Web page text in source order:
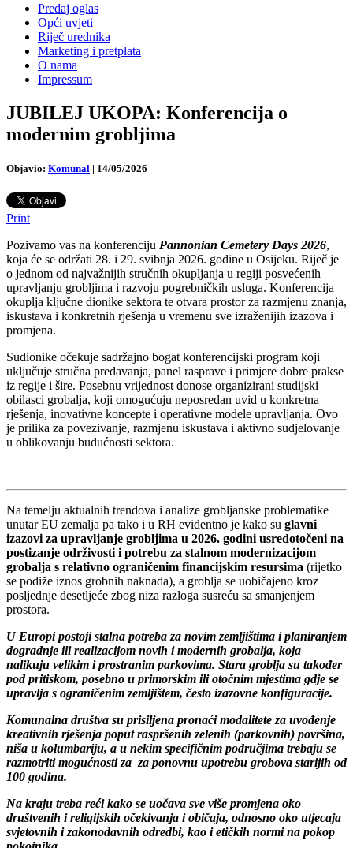
Predaj oglas
Opći uvjeti
Riječ urednika
Marketing i pretplata
O nama
Impressum
JUBILEJ UKOPA: Konferencija o
modernim grobljima
Objavio: Komunal | 14/05/2026
Print
Pozivamo vas na konferenciju Pannonian Cemetery Days 2026,
koja će se održati 28. i 29. svibnja 2026. godine u Osijeku. Riječ je
o jednom od najvažnijih stručnih okupljanja u regiji posvećenih
upravljanju grobljima i razvoju pogrebničkih usluga. Konferencija
okuplja ključne dionike sektora te otvara prostor za razmjenu znanja,
iskustava i konkretnih rješenja u vremenu sve izraženijih izazova i
promjena.
Sudionike očekuje sadržajno bogat konferencijski program koji
uključuje stručna predavanja, panel rasprave i primjere dobre prakse
iz regije i šire. Posebnu vrijednost donose organizirani studijski
obilasci grobalja, koji omogućuju neposredan uvid u konkretna
rješenja, inovativne koncepte i operativne modele upravljanja. Ovo
je prilika za povezivanje, razmjenu iskustava i aktivno sudjelovanje
u oblikovanju budućnosti sektora.
Na temelju aktualnih trendova i analize grobljanske problematike
unutar EU zemalja pa tako i u RH evidentno je kako su glavni
izazovi za upravljanje grobljima u 2026. godini usredotočeni na
postizanje održivosti i potrebu za stalnom modernizacijom
grobalja s relativno ograničenim financijskim resursima (rijetko
se podiže iznos grobnih naknada), a groblja se uobičajeno kroz
posljednje desetljeće zbog niza razloga susreću sa smanjenjem
prostora.
U Europi postoji stalna potreba za novim zemljištima i planiranjem
dogradnje ili realizacijom novih i modernih grobalja, koja
nalikuju velikim i prostranim parkovima. Stara groblja su također
pod pritiskom, posebno u primorskim ili otočnim mjestima gdje se
upravlja s ograničenim zemljištem, često izazovne konfiguracije.
Komunalna društva su prisiljena pronaći modalitete za uvođenje
kreativnih rješenja poput raspršenih zelenih (parkovnih) površina,
niša u kolumbariju, a u nekim specifičnim područjima trebaju se
razmotriti mogućnosti za za ponovnu upotrebu grobova starijih od
100 godina.
Na kraju treba reći kako se uočava sve više promjena oko
društvenih i religijskih očekivanja i običaja, odnosno oko utjecaja
svjetovnih i zakonodavnih odredbi, kao i etičkih normi na pokop